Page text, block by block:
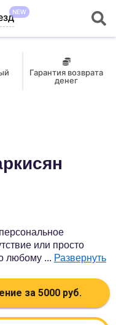
NEW
Гарантия возврата
денег
или просто
любому ... Развернуть
за 5000 руб.